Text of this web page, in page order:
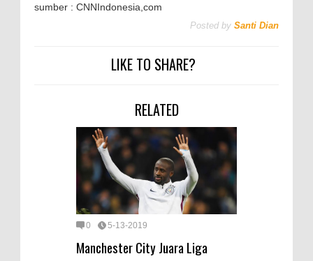
sumber : CNNIndonesia,com
Posted by Santi Dian
LIKE TO SHARE?
RELATED
0 5-13-2019
Manchester City Juara Liga